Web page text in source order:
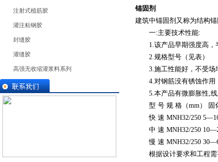
注射式植筋胶
灌注粘钢胶
封缝胶
灌缝胶
高强无收缩灌浆料系列
锚固剂
建筑中锚固剂又称为结构
一:主要技术性能:
1.该产品早期强度高，半
2.规格型号（见表）
3.施工性能好，不受场
4.对钢筋没有锈蚀作用
5.本产品有微膨胀性,线
型 号 规 格（mm） 固
快 速 MNH32/250 5—10
中 速 MNH32/250
慢 速 MNH32/250
根据设计要求和工程需